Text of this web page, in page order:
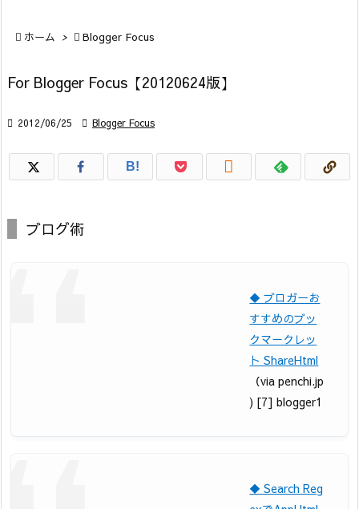
 ホーム >  Blogger Focus
For Blogger Focus【20120624版】
 2012/06/25  Blogger Focus
B! 
ブログ術
◆ ブロガーお
すすめのブッ
クマークレッ
ト ShareHtml
（via penchi.jp
) [7] blogger1
◆ Search Reg